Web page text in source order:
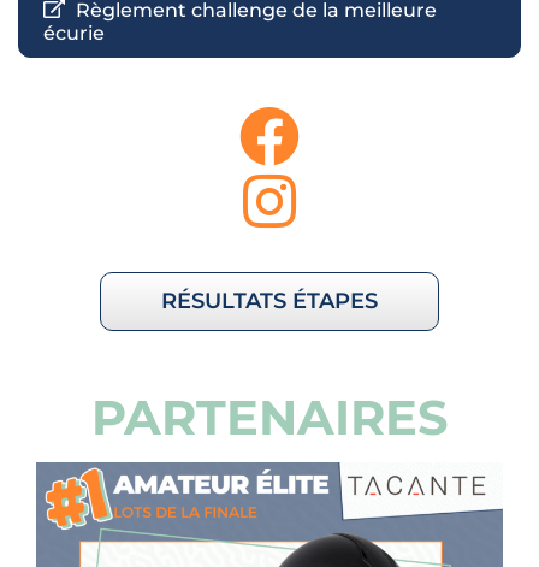
Règlement challenge de la meilleure
écurie
RÉSULTATS ÉTAPES
PARTENAIRES